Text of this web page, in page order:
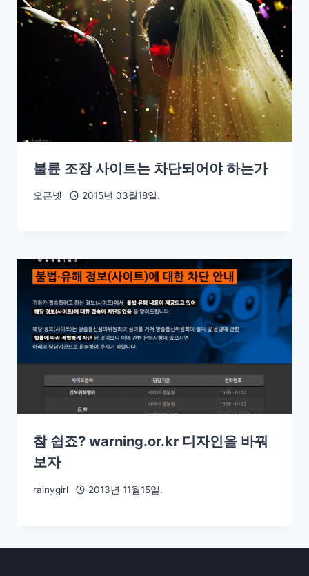
불륜 조장 사이트는 차단되어야 하는가
오픈넷 2015년 03월18일.
참 쉽죠? warning.or.kr 디자인을 바꿔
보자
rainygirl 2013년 11월15일.